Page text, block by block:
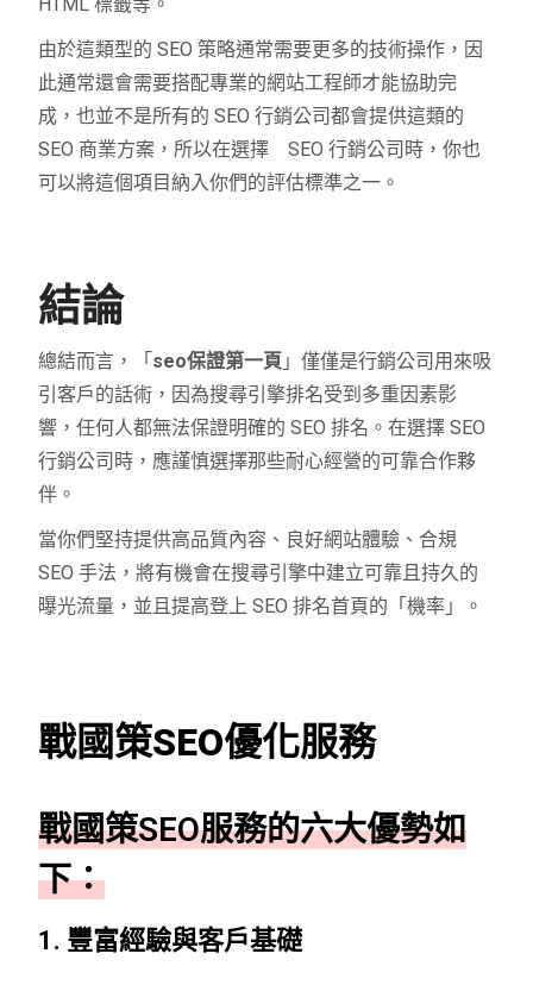
由於這類型的 SEO 策略通常需要更多的技術操作，因
此通常還會需要搭配專業的網站工程師才能協助完
成，也並不是所有的 SEO 行銷公司都會提供這類的
SEO 商業方案，所以在選擇 SEO 行銷公司時，你也
可以將這個項目納入你們的評估標準之一。
結論
總結而言，「 seo保證第一頁 」僅僅是行銷公司用來吸
引客戶的話術，因為搜尋引擎排名受到多重因素影
響，任何人都無法保證明確的 SEO 排名。在選擇 SEO
行銷公司時，應謹慎選擇那些耐心經營的可靠合作夥
伴。
當你們堅持提供高品質內容、良好網站體驗、合規
SEO 手法，將有機會在搜尋引擎中建立可靠且持久的
曝光流量，並且提高登上 SEO 排名首頁的「機率」。
戰國策SEO優化服務
戰國策SEO服務的六大優勢如
下：
1. 豐富經驗與客戶基礎